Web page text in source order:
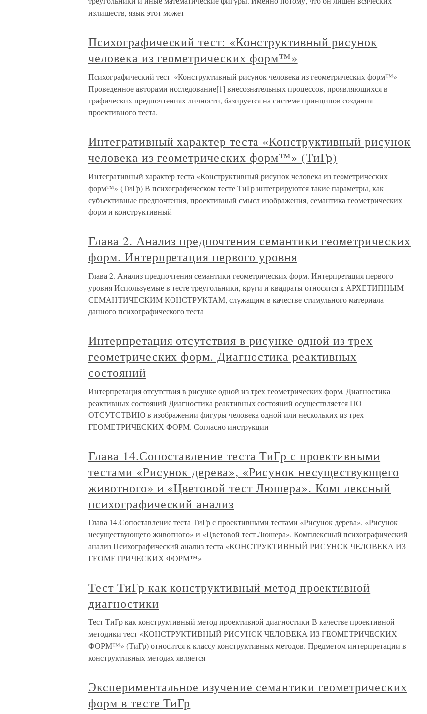
излишеств, язык этот может
Психографический тест: «Конструктивный рисунок
человека из геометрических форм™»
Психографический тест: «Конструктивный рисунок человека из геометрических форм™»
Проведенное авторами исследование[1] внесознательных процессов, проявляющихся в
графических предпочтениях личности, базируется на системе принципов создания
проективного теста.
Интегративный характер теста «Конструктивный рисунок
человека из геометрических форм™» (ТиГр)
Интегративный характер теста «Конструктивный рисунок человека из геометрических
форм™» (ТиГр) В психографическом тесте ТиГр интегрируются такие параметры, как
субъективные предпочтения, проективный смысл изображения, семантика геометрических
форм и конструктивный
Глава 2. Анализ предпочтения семантики геометрических
форм. Интерпретация первого уровня
Глава 2. Анализ предпочтения семантики геометрических форм. Интерпретация первого
уровня Используемые в тесте треугольники, круги и квадраты относятся к АРХЕТИПНЫМ
СЕМАНТИЧЕСКИМ КОНСТРУКТАМ, служащим в качестве стимульного материала
данного психографического теста
Интерпретация отсутствия в рисунке одной из трех
геометрических форм. Диагностика реактивных
состояний
Интерпретация отсутствия в рисунке одной из трех геометрических форм. Диагностика
реактивных состояний Диагностика реактивных состояний осуществляется ПО
ОТСУТСТВИЮ в изображении фигуры человека одной или нескольких из трех
ГЕОМЕТРИЧЕСКИХ ФОРМ. Согласно инструкции
Глава 14.Сопоставление теста ТиГр с проективными
тестами «Рисунок дерева», «Рисунок несуществующего
животного» и «Цветовой тест Люшера». Комплексный
психографический анализ
Глава 14.Сопоставление теста ТиГр с проективными тестами «Рисунок дерева», «Рисунок
несуществующего животного» и «Цветовой тест Люшера». Комплексный психографический
анализ Психографический анализ теста «КОНСТРУКТИВНЫЙ РИСУНОК ЧЕЛОВЕКА ИЗ
ГЕОМЕТРИЧЕСКИХ ФОРМ™»
Тест ТиГр как конструктивный метод проективной
диагностики
Тест ТиГр как конструктивный метод проективной диагностики В качестве проективной
методики тест «КОНСТРУКТИВНЫЙ РИСУНОК ЧЕЛОВЕКА ИЗ ГЕОМЕТРИЧЕСКИХ
ФОРМ™» (ТиГр) относится к классу конструктивных методов. Предметом интерпретации в
конструктивных методах является
Экспериментальное изучение семантики геометрических
форм в тесте ТиГр